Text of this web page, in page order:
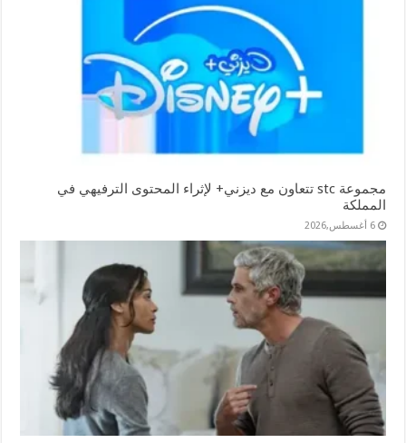
مجموعة stc تتعاون مع ديزني+ لإثراء المحتوى الترفيهي في
المملكة
6 أغسطس,2026